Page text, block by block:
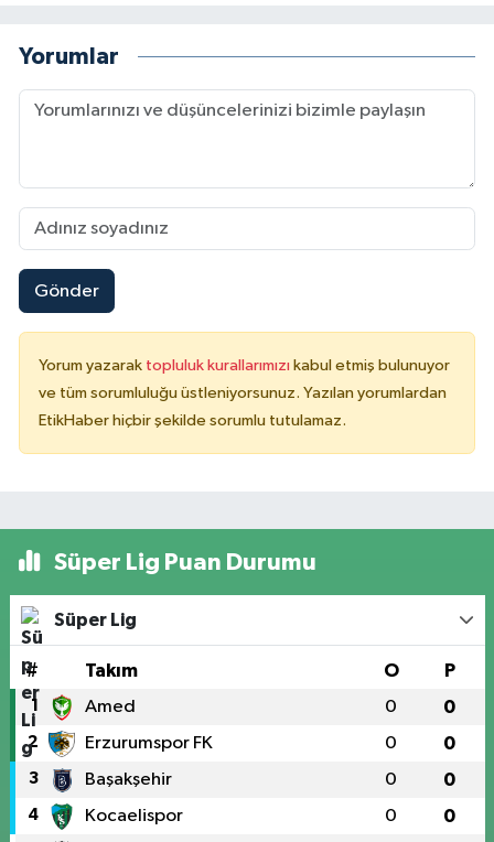
Yorumlar
Gönder
Yorum yazarak topluluk kurallarımızı kabul etmiş bulunuyor
ve tüm sorumluluğu üstleniyorsunuz. Yazılan yorumlardan
EtikHaber hiçbir şekilde sorumlu tutulamaz.
Süper Lig Puan Durumu
Süper Lig
# Takım O P
1 Amed 0 0
2 Erzurumspor FK 0 0
3 Başakşehir 0 0
4 Kocaelispor 0 0